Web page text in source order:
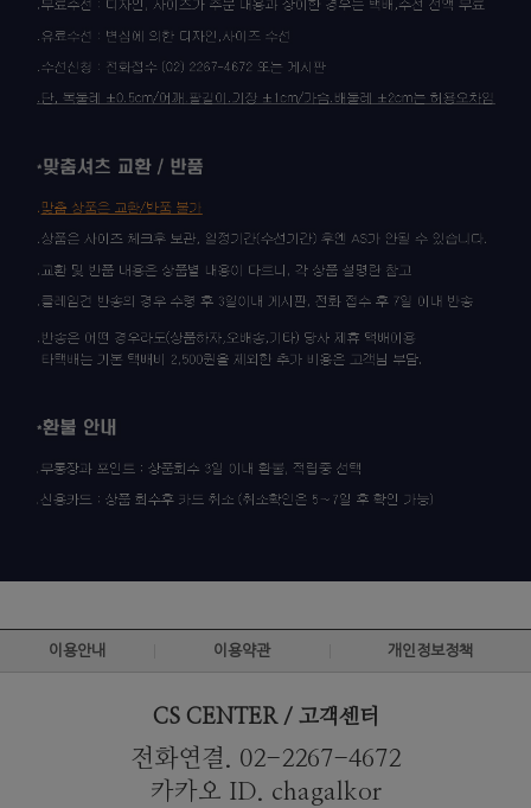
이용안내 이용약관 개인정보정책
CS CENTER / 고객센터
전화연결. 02-2267-4672
카카오 ID. chagalkor